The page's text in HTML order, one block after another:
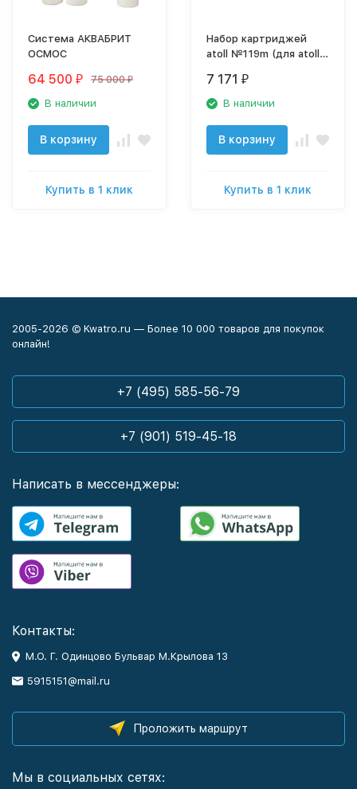
Система АКВАБРИТ
ОСМОС
64 500 ₽ 75 000 ₽
В наличии
В корзину
Купить в 1 клик
Набор картриджей
atoll №119m (для atoll
7 171 ₽
В наличии
В корзину
Купить в 1 клик
2005-2026 © Kwatro.ru — Более 10 000 товаров для покупок
онлайн!
+7 (495) 585-56-79
+7 (901) 519-45-18
Написать в мессенджеры:
Контакты:
М.О. Г. Одинцово Бульвар М.Крылова 13
5915151@mail.ru
Проложить маршрут
Мы в социальных сетях: